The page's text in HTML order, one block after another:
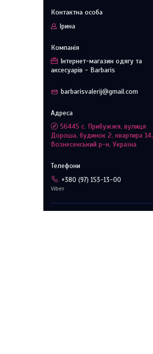
Ірина
Інтернет-магазин одягу та
аксесуарів - Barbaris
barbarisvalerij@gmail.com
56445 с. Прибужжя, вулиця
Дороша, будинок 2, квартира 14,
Вознесенський р-н, Україна
+380 (97) 153-13-00
Viber